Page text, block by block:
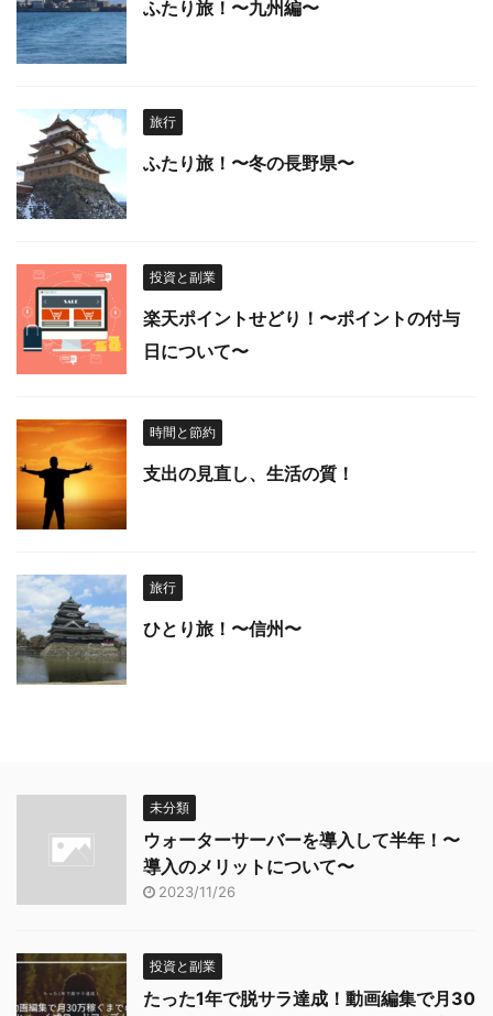
ふたり旅！〜九州編〜
旅行
ふたり旅！〜冬の長野県〜
投資と副業
楽天ポイントせどり！〜ポイントの付与
日について〜
時間と節約
支出の見直し、生活の質！
旅行
ひとり旅！〜信州〜
未分類
ウォーターサーバーを導入して半年！〜
導入のメリットについて〜
2023/11/26
投資と副業
たった1年で脱サラ達成！動画編集で月30